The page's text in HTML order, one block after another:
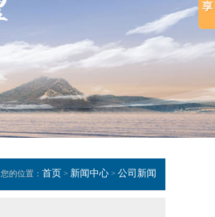
您的位置： 首页 > 新闻中心 > 公司新闻